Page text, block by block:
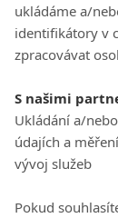
ukládáme a/
identifikátory v
zpracovávat
S našimi
Ukládání a/
údajích a
vývoj služeb
Pokud